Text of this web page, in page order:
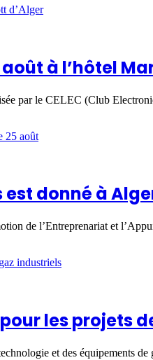
à l’hôtel
par le CELEC (Club
donné à
de l’Entreprenariat et
les projets
et des équipements